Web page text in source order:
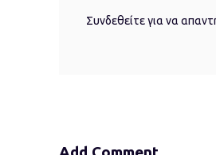
Συνδεθείτε για να